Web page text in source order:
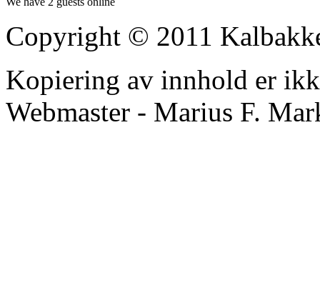
Copyright © 2011
Kopiering av innhold er
Webmaster - Marius F.